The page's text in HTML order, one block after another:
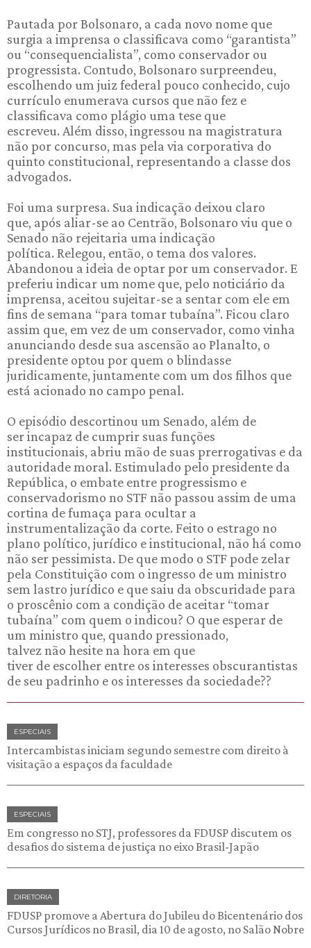
Pautada por Bolsonaro, a cada novo nome que
surgia a imprensa o classificava como “garantista”
ou “consequencialista”, como conservador ou
progressista. Contudo, Bolsonaro surpreendeu,
escolhendo um juiz federal pouco conhecido, cujo
currículo enumerava cursos que não fez e
classificava como plágio uma tese que
escreveu. Além disso, ingressou na magistratura
não por concurso, mas pela via corporativa do
quinto constitucional, representando a classe dos
advogados.
Foi uma surpresa. Sua indicação deixou claro
que, após aliar-se ao Centrão, Bolsonaro viu que o
Senado não rejeitaria uma indicação
política. Relegou, então, o tema dos valores.
Abandonou a ideia de optar por um conservador. E
preferiu indicar um nome que, pelo noticiário da
imprensa, aceitou sujeitar-se a sentar com ele em
fins de semana “para tomar tubaína”. Ficou claro
assim que, em vez de um conservador, como vinha
anunciando desde sua ascensão ao Planalto, o
presidente optou por quem o blindasse
juridicamente, juntamente com um dos filhos que
está acionado no campo penal.
O episódio descortinou um Senado, além de
ser incapaz de cumprir suas funções
institucionais, abriu mão de suas prerrogativas e da
autoridade moral. Estimulado pelo presidente da
República, o embate entre progressismo e
conservadorismo no STF não passou assim de uma
cortina de fumaça para ocultar a
instrumentalização da corte. Feito o estrago no
plano político, jurídico e institucional, não há como
não ser pessimista. De que modo o STF pode zelar
pela Constituição com o ingresso de um ministro
sem lastro jurídico e que saiu da obscuridade para
o proscênio com a condição de aceitar “tomar
tubaína” com quem o indicou? O que esperar de
um ministro que, quando pressionado,
talvez não hesite na hora em que
tiver de escolher entre os interesses obscurantistas
de seu padrinho e os interesses da sociedade??
ESPECIAIS
Intercambistas iniciam segundo semestre com direito à
visitação a espaços da faculdade
ESPECIAIS
Em congresso no STJ, professores da FDUSP discutem os
desafios do sistema de justiça no eixo Brasil-Japão
DIRETORIA
FDUSP promove a Abertura do Jubileu do Bicentenário dos
Cursos Jurídicos no Brasil, dia 10 de agosto, no Salão Nobre